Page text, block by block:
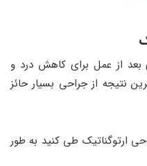
بعد از عمل برای کاهش درد و
نتیجه از جراحی بسیار حائز
ارتوگناتیک طی کنید به طور